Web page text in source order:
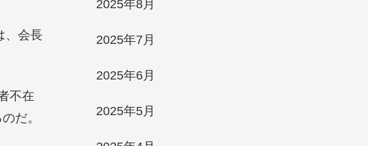
、会長
不在
だ。
2025年8月
2025年7月
2025年6月
2025年5月